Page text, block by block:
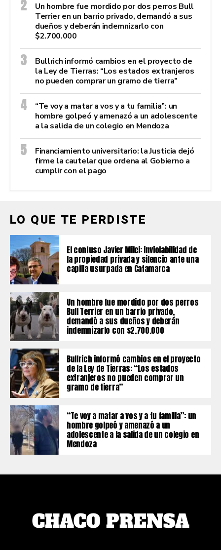
Un hombre fue mordido por dos perros Bull
Terrier en un barrio privado, demandó a sus
dueños y deberán indemnizarlo con
$2.700.000
Bullrich informó cambios en el proyecto de
la Ley de Tierras: “Los estados extranjeros
no pueden comprar un gramo de tierra”
“Te voy a matar a vos y a tu familia”: un
hombre golpeó y amenazó a un adolescente
a la salida de un colegio en Mendoza
Financiamiento universitario: la Justicia dejó
firme la cautelar que ordena al Gobierno a
cumplir con el pago
LO QUE TE PERDISTE
El confuso Javier Milei: inviolabilidad de
la propiedad privada y silencio ante una
capilla usurpada en Catamarca
Un hombre fue mordido por dos perros
Bull Terrier en un barrio privado,
demandó a sus dueños y deberán
indemnizarlo con $2.700.000
Bullrich informó cambios en el proyecto
de la Ley de Tierras: “Los estados
extranjeros no pueden comprar un
gramo de tierra”
“Te voy a matar a vos y a tu familia”: un
hombre golpeó y amenazó a un
adolescente a la salida de un colegio en
Mendoza